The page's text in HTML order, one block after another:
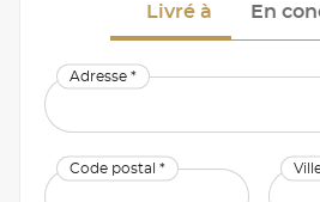
Livré à En
Adresse *
Code postal *